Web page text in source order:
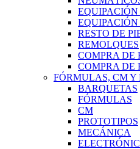
EQUIPACIÓN
RESTO DE
REMOLQUES
COMPRA DE
COMPRA DE
FÓRMULAS, CM Y
BARQUETAS
FÓRMULAS
CM
PROTOTIPOS
MECÁNICA